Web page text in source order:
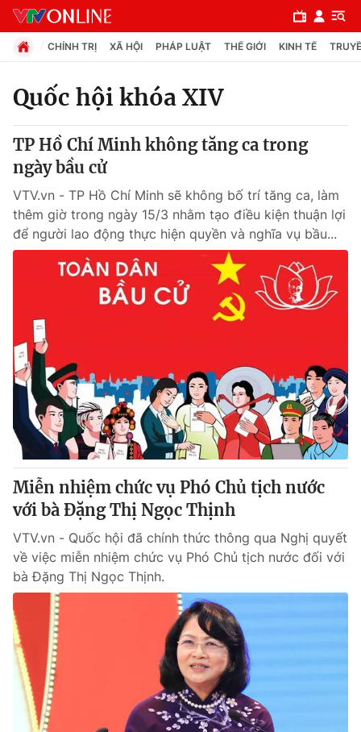
Chuyên mục
Chính trị
Xã hội
Pháp luật
Thế giới
Tin tức
Thế giới đó đây
Câu chuyện quốc tế
Kinh tế
Tài chính
Thị trường
Góc doanh nghiệp
Dữ liệu và đời sống
Truyền hình
Hậu trường
Nhân vật
Khán giả
Giải sao mai
Giải trí
Điện ảnh
Âm nhạc
Sao
Đời sống
Du lịch
Làm đẹp
Chất lượng cuộc sống
Giáo dục
Tuyển sinh
Học trực tuyến
Công nghệ
Hitech Công nghệ tương lai
Giao lưu trực tuyến
CHÍNH TRỊ XÃ HỘI PHÁP LUẬT THẾ GIỚI KINH TẾ
Quốc hội khóa XIV
TP Hồ Chí Minh không tăng ca trong
ngày bầu cử
VTV.vn - TP Hồ Chí Minh sẽ không bố trí tăng ca, làm
thêm giờ trong ngày 15/3 nhằm tạo điều kiện thuận lợi
để người lao động thực hiện quyền và nghĩa vụ bầu...
Miễn nhiệm chức vụ Phó Chủ tịch nước
với bà Đặng Thị Ngọc Thịnh
VTV.vn - Quốc hội đã chính thức thông qua Nghị quyết
về việc miễn nhiệm chức vụ Phó Chủ tịch nước đối với
bà Đặng Thị Ngọc Thịnh.